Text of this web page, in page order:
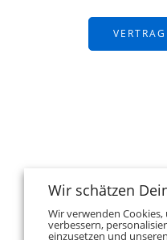
Wir schätzen
Wir verwenden
verbessern,
einzusetzen und